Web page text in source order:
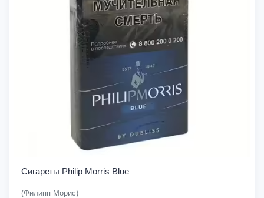
Сигареты Philip Morris Blue
(Филипп Морис)